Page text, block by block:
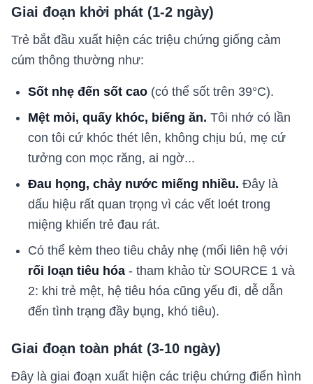
Giai đoạn khởi phát (1-2 ngày)
Trẻ bắt đầu xuất hiện các triệu chứng giống cảm
cúm thông thường như:
Sốt nhẹ đến sốt cao (có thể sốt trên 39°C).
Mệt mỏi, quấy khóc, biếng ăn. Tôi nhớ có lần
con tôi cứ khóc thét lên, không chịu bú, mẹ cứ
tưởng con mọc răng, ai ngờ...
Đau họng, chảy nước miếng nhiều. Đây là
dấu hiệu rất quan trọng vì các vết loét trong
miệng khiến trẻ đau rát.
Có thể kèm theo tiêu chảy nhẹ (mối liên hệ với
rối loạn tiêu hóa - tham khảo từ SOURCE 1 và
2: khi trẻ mệt, hệ tiêu hóa cũng yếu đi, dễ dẫn
đến tình trạng đầy bụng, khó tiêu).
Giai đoạn toàn phát (3-10 ngày)
Đây là giai đoạn xuất hiện các triệu chứng điển hình